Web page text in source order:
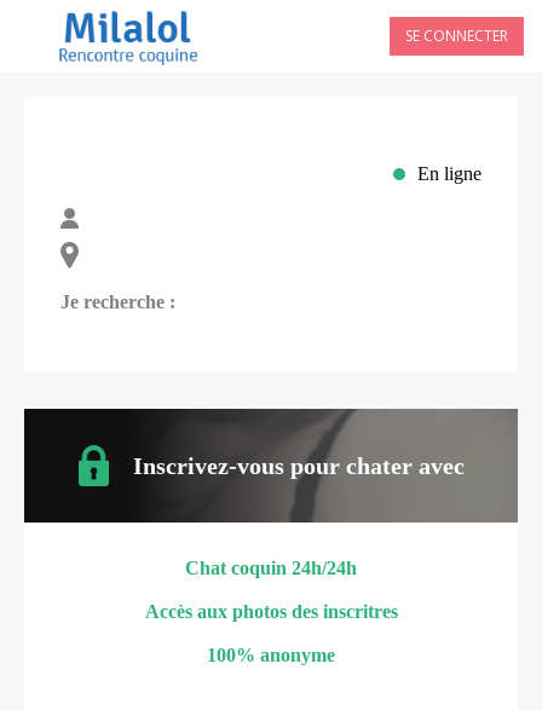
SE CONNECTER
En ligne
Je recherche :
Inscrivez-vous pour chater avec
Chat coquin 24h/24h
Accès aux photos des inscritres
100% anonyme